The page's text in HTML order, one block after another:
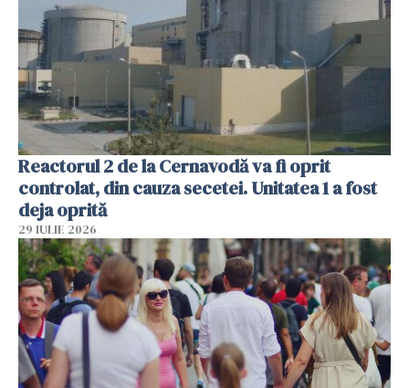
Reactorul 2 de la Cernavodă va fi oprit
controlat, din cauza secetei. Unitatea 1 a fost
deja oprită
29 IULIE 2026